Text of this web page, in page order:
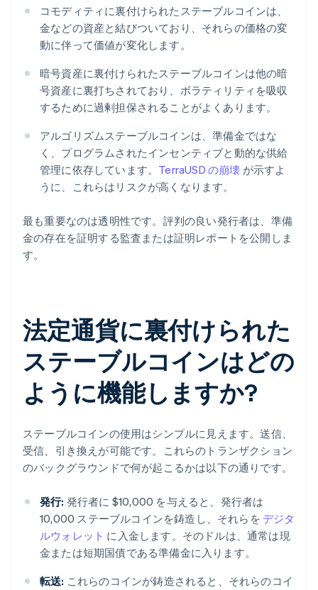
コモディティに裏付けられたステーブルコインは、
金などの資産と結びついており、それらの価格の変
動に伴って価値が変化します。
暗号資産に裏付けられたステーブルコインは他の暗
号資産に裏打ちされており、ボラティリティを吸収
するために過剰担保されることがよくあります。
アルゴリズムステーブルコインは、準備金ではな
く、プログラムされたインセンティブと動的な供給
管理に依存しています。 TerraUSD の崩壊 が示すよ
うに、これらはリスクが高くなります。
最も重要なのは透明性です。評判の良い発行者は、準備
金の存在を証明する監査または証明レポートを公開しま
す。
法定通貨に裏付けられた
ステーブルコインはどの
ように機能しますか?
ステーブルコインの使用はシンプルに見えます。送信、
受信、引き換えが可能です。これらのトランザクション
のバックグラウンドで何が起こるかは以下の通りです。
発行: 発行者に $10,000 を与えると、発行者は
10,000 ステーブルコインを鋳造し、それらを デジタ
ルウォレット に入金します。そのドルは、通常は現
金または短期国債である準備金に入ります。
転送: これらのコインが鋳造されると、それらのコイ